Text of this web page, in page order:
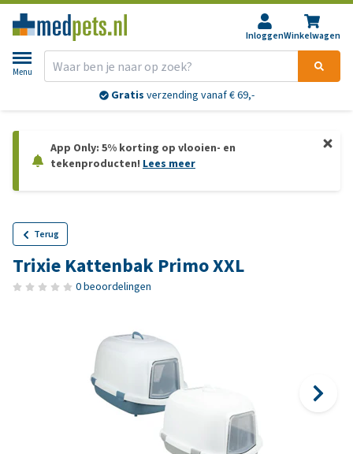
InloggenWinkelwagen
Menu
Gratis verzending vanaf € 69,-
App Only: 5% korting op vlooien- en
tekenproducten! Lees meer
Terug
Trixie Kattenbak Primo XXL
0 beoordelingen